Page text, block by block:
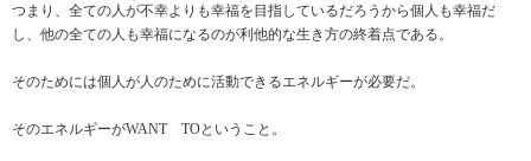
つまり、全ての人が不幸よりも幸福を目指しているだろうから個人も幸福だ
し、他の全ての人も幸福になるのが利他的な生き方の終着点である。
そのためには個人が人のために活動できるエネルギーが必要だ。
そのエネルギーがWANT TOということ。